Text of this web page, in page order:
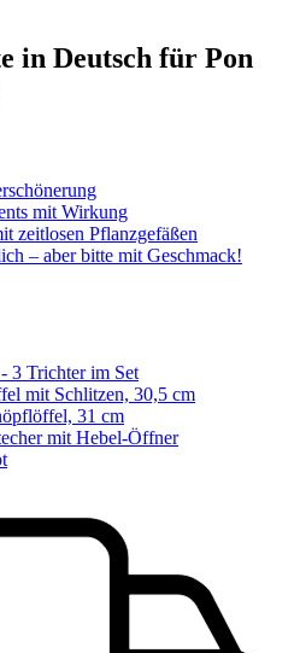
in Deutsch für Pon
mit Wirkung
zeitlosen Pflanzgefäßen
– aber bitte mit Geschmack!
3 Trichter im Set
mit Schlitzen, 30,5 cm
31 cm
mit Hebel-Öffner